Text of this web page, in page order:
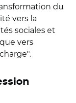
du
vers la
sociales et
vers